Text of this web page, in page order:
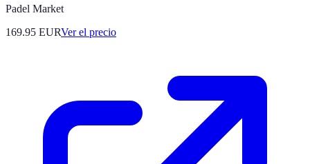
Padel Market
169.95 EURVer el precio